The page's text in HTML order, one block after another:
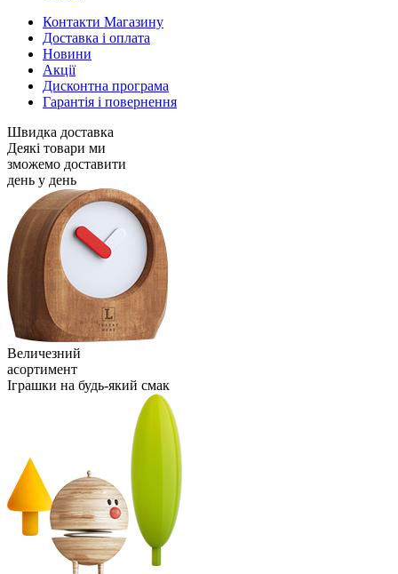
Контакти Магазину
Доставка і оплата
Новини
Акції
Дисконтна програма
Гарантія і повернення
Швидка доставка
Деякі товари ми
зможемо доставити
день у день
Величезний
асортимент
Іграшки на будь-який смак